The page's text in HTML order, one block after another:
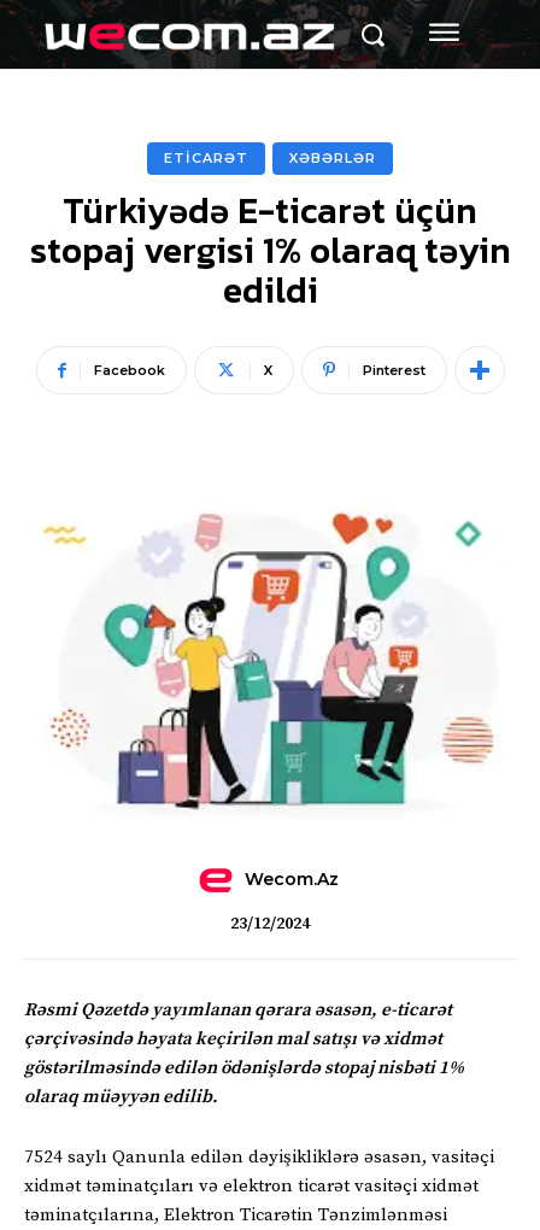
ETİCARƏT XƏBƏRLƏR
Türkiyədə E-ticarət üçün
stopaj vergisi 1% olaraq təyin
edildi
Facebook X Pinterest
Wecom.az
23/12/2024
Rəsmi Qəzetdə yayımlanan qərara əsasən, e-ticarət
çərçivəsində həyata keçirilən mal satışı və xidmət
göstərilməsində edilən ödənişlərdə stopaj nisbəti 1%
olaraq müəyyən edilib.
7524 saylı Qanunla edilən dəyişikliklərə əsasən, vasitəçi
xidmət təminatçıları və elektron ticarət vasitəçi xidmət
təminatçılarına, Elektron Ticarətin Tənzimlənməsi